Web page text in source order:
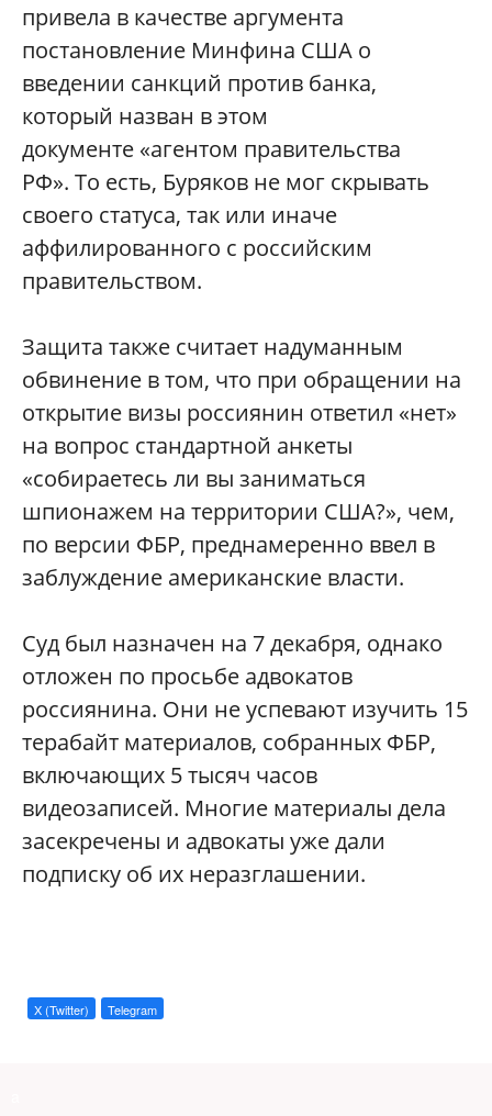
привела в качестве аргумента
постановление Минфина США о
введении санкций против банка,
который назван в этом
документе «агентом правительства
РФ». То есть, Буряков не мог скрывать
своего статуса, так или иначе
аффилированного с российским
правительством.
Защита также считает надуманным
обвинение в том, что при обращении на
открытие визы россиянин ответил «нет»
на вопрос стандартной анкеты
«собираетесь ли вы заниматься
шпионажем на территории США?», чем,
по версии ФБР, преднамеренно ввел в
заблуждение американские власти.
Суд был назначен на 7 декабря, однако
отложен по просьбе адвокатов
россиянина. Они не успевают изучить 15
терабайт материалов, собранных ФБР,
включающих 5 тысяч часов
видеозаписей. Многие материалы дела
засекречены и адвокаты уже дали
подписку об их неразглашении.
X (Twitter) Telegram